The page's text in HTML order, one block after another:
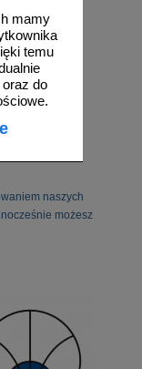
mamy
temu
do
3,87 zł
3,15 zł netto
do koszyka
naszych
możesz